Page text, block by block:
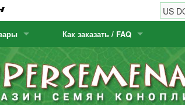
Humboldt Seed Company
Humboldt Seeds
Positronics
Prana Medical
Как заказать / FAQ
Как заказать
Виды / цены доставки